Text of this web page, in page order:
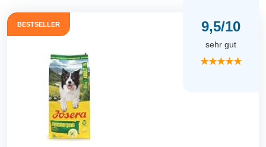
BESTSELLER 9,5/10
sehr gut
★★★★★